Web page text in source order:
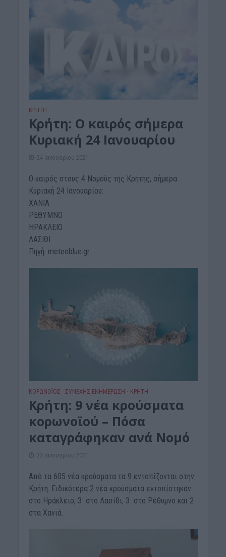
ΚΡΗΤΗ
Κρήτη: Ο καιρός σήμερα
Κυριακή 24 Ιανουαρίου
24 Ιανουαρίου 2021
O καιρός στους 4 Νομούς της Κρήτης, σήμερα
Κυριακή 24 Ιανουαρίου:
ΧΑΝΙΑ
ΡΕΘΥΜΝΟ
ΗΡΑΚΛΕΙΟ
ΛΑΣΙΘΙ
Πηγή: meteoblue.gr
ΚΟΡΩΝΟΪΟΣ - ΣΥΝΕΧΗΣ ΕΝΗΜΕΡΩΣΗ • ΚΡΗΤΗ
Κρήτη: 9 νέα κρούσματα
κορωνοϊού – Πόσα
καταγράφηκαν ανά Νομό
23 Ιανουαρίου 2021
Από τα 605 νέα κρούσματα τα 9 εντοπίζονται στην
Κρήτη. Ειδικότερα 2 νέα κρούσματα εντοπίστηκαν
στο Ηράκλειο, 3 στο Λασίθι, 3 στο Ρέθυμνο και 2
στα Χανιά.